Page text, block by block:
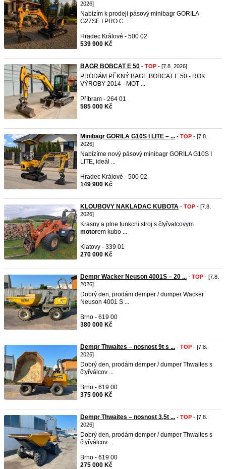
2026]
Nabízím k prodeji pásový minibagr GORILA
G27SE I PRO C ...
Hradec Králové - 500 02
539 900 Kč
BAGR BOBCAT E 50 - TOP - [7.8. 2026]
PRODÁM PĚKNÝ BAGE BOBCAT E 50 - ROK
VÝROBY 2014 - MOT ...
Příbram - 264 01
585 000 Kč
Minibagr GORILA G10S I LITE – ... - TOP - [7.8.
2026]
Nabízíme nový pásový minibagr GORILA G10S I
LITE, ideál ...
Hradec Králové - 500 02
149 900 Kč
KLOUBOVY NAKLADAC KUBOTA - TOP - [7.8.
2026]
Krasny a plne funkcni stroj s čtyřvalcovym
motorem kubo ...
Klatovy - 339 01
270 000 Kč
Dempr Wacker Neuson 4001S – 20 ... - TOP - [7.8.
2026]
Dobrý den, prodám demper / dumper Wacker
Neuson 4001 S ...
Brno - 619 00
380 000 Kč
Dempr Thwaites – nosnost 9t s ... - TOP - [7.8.
2026]
Dobrý den, prodám demper / dumper Thwaites s
čtyřválcov ...
Brno - 619 00
375 000 Kč
Dempr Thwaites – nosnost 3,5t ... - TOP - [7.8.
2026]
Dobrý den, prodám demper / dumper Thwaites s
čtyřválcov ...
Brno - 619 00
275 000 Kč